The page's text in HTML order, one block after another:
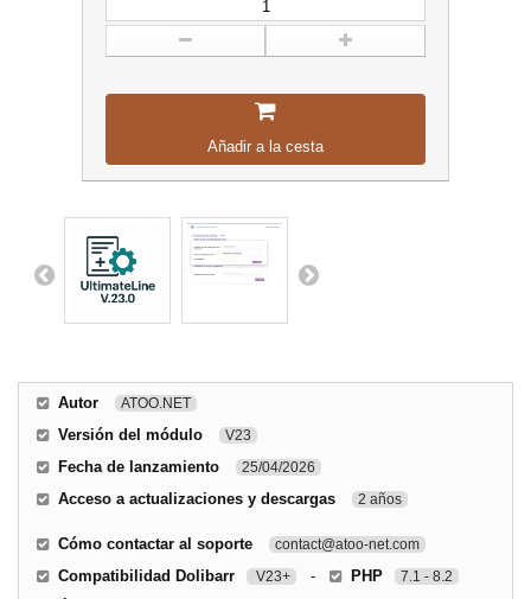
Añadir a la cesta
Autor ATOO.NET
Versión del módulo V23
Fecha de lanzamiento 25/04/2026
Acceso a actualizaciones y descargas 2 años
Cómo contactar al soporte contact@atoo-net.com
Compatibilidad Dolibarr V23+ - PHP 7.1 - 8.2